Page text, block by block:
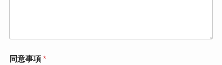
同意事項 *